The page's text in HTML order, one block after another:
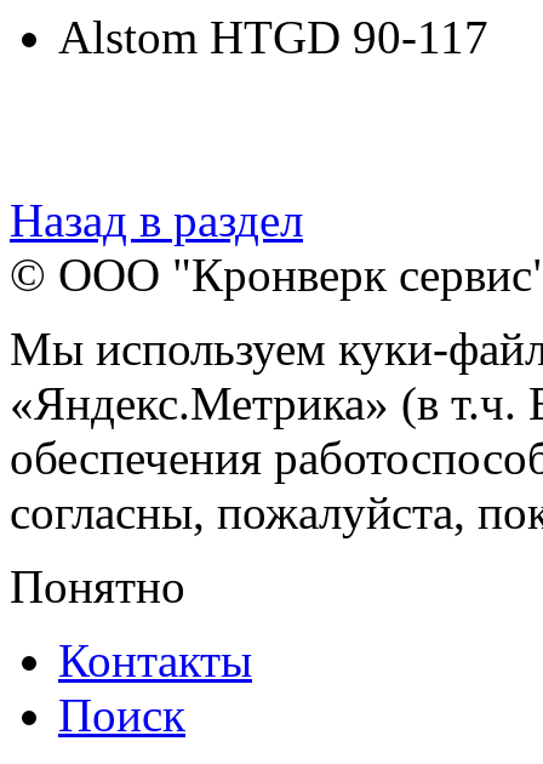
Alstom HTGD 90-117
Назад в раздел
© ООО "Кронверк
Мы используем куки-
«Яндекс.Метрика» (в т.ч.
обеспечения
согласны, пожалуйста,
Понятно
Контакты
Поиск